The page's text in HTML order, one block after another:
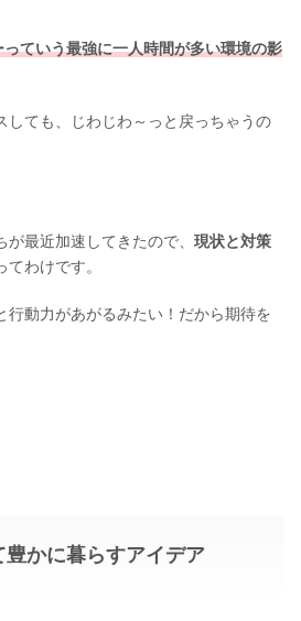
ていう最強に一人時間が多い環境の影
しても、じわじわ～っと戻っちゃうの
最近加速してきたので、 現状と対策
わけです。
行動力があがるみたい！だから期待を
豊かに暮らすアイデア